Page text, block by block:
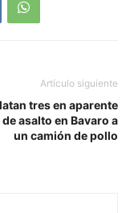
Artículo siguiente
tres en aparente
asalto en Bavaro a
un camión de pollo